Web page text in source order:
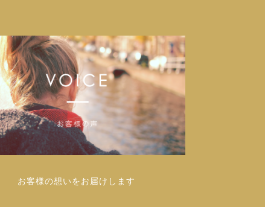
お客様の想いをお届けします